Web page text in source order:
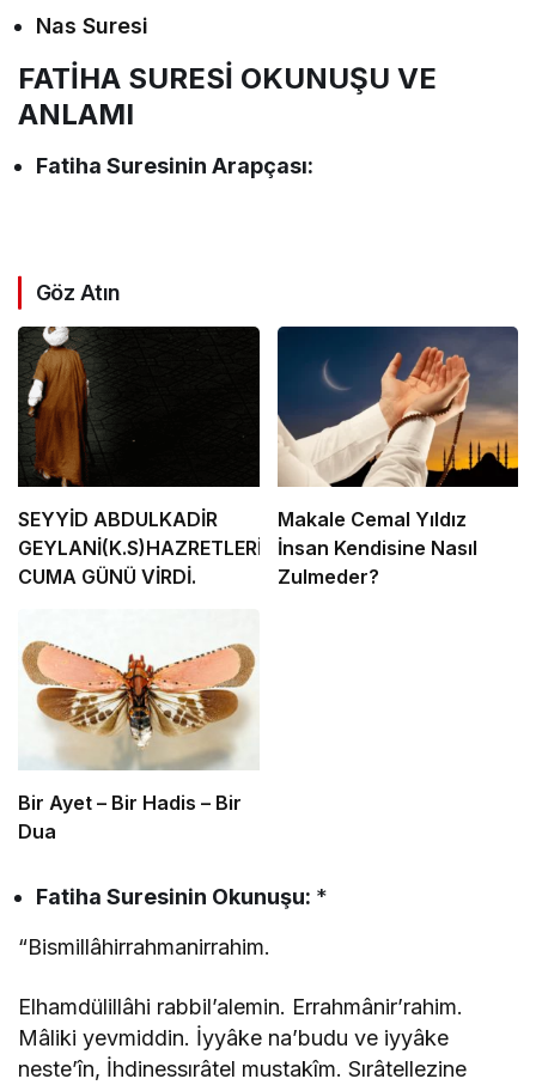
Nas Suresi
FATİHA SURESİ OKUNUŞU VE
ANLAMI
Fatiha Suresinin Arapçası:
Göz Atın
SEYYİD ABDULKADİR
GEYLANİ(K.S)HAZRETLERİNİN.
CUMA GÜNÜ VİRDİ.
Makale Cemal Yıldız
İnsan Kendisine Nasıl
Zulmeder?
Bir Ayet – Bir Hadis – Bir
Dua
Fatiha Suresinin Okunuşu: *
“Bismillâhirrahmanirrahim.
Elhamdülillâhi rabbil’alemin. Errahmânir’rahim.
Mâliki yevmiddin. İyyâke na’budu ve iyyâke
neste’în, İhdinessırâtel mustakîm. Sırâtellezine